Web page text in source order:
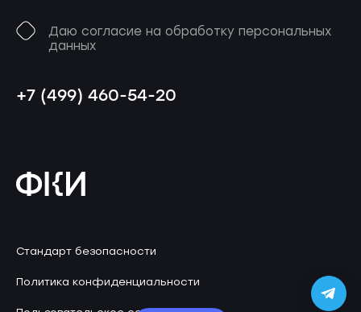
Даю согласие на обработку персональных
данных
+7 (499) 460-54-20
Стандарт безопасности
Политика конфиденциальности